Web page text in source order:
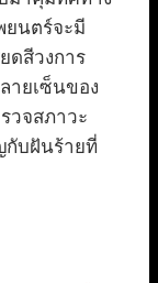
ยนตร์จะมี
ดสีวงการ
ายเซ็นของ
วจสภาวะ
กับฝันร้ายที่